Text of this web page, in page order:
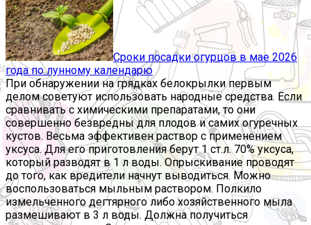
Сроки посадки огурцов в мае 2026
года по лунному календарю
При обнаружении на грядках белокрылки первым
делом советуют использовать народные средства. Если
сравнивать с химическими препаратами, то они
совершенно безвредны для плодов и самих огуречных
кустов. Весьма эффективен раствор с применением
уксуса. Для его приготовления берут 1 ст.л. 70% уксуса,
который разводят в 1 л воды. Опрыскивание проводят
до того, как вредители начнут выводиться. Можно
воспользоваться мыльным раствором. Полкило
измельченного дегтярного либо хозяйственного мыла
размешивают в 3 л воды. Должна получиться